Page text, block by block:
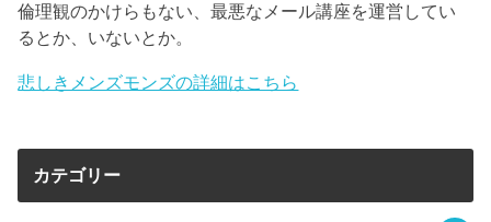
倫理観のかけらもない、最悪なメール講座を運営してい
るとか、いないとか。
悲しきメンズモンズの詳細はこちら
カテゴリー